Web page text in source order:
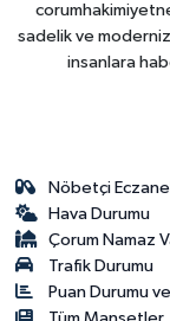
sadelik ve
insanlara
Nöbetçi
Hava Durumu
Çorum Namaz
Trafik Durumu
Puan Durumu
Tüm Manşetler